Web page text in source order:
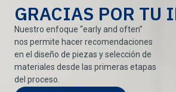
GRACIAS POR TU
Nuestro enfoque “early and often”
nos permite hacer recomendaciones
en el diseño de piezas y selección de
materiales desde las primeras etapas
del proceso.